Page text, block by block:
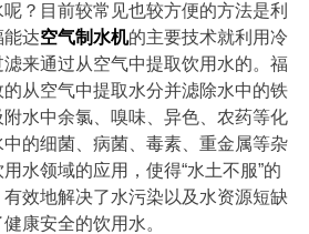
？目前较常见也较方便的方法是利
能达空气制水机的主要技术就利用冷
来通过从空气中提取饮用水的。福
从空气中提取水分并滤除水中的铁
水中余氯、嗅味、异色、农药等化
的细菌、病菌、毒素、重金属等杂
水领域的应用，使得“水土不服”的
效地解决了水污染以及水资源短缺
康安全的饮用水。